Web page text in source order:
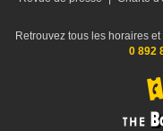
Retrouvez tous les horaires
0 892